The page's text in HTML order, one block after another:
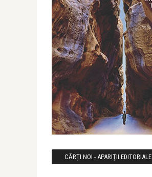
CĂRȚI NOI - APARIȚII EDITORIALE